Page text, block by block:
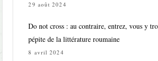
29 août 2024
Do not cross : au contraire, entrez, vous y
pépite de la littérature roumaine
8 avril 2024